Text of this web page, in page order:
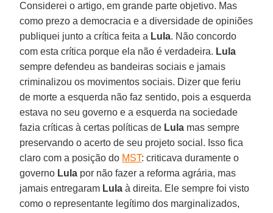
Considerei o artigo, em grande parte objetivo. Mas
como prezo a democracia e a diversidade de opiniões
publiquei junto a crítica feita a Lula. Não concordo
com esta crítica porque ela não é verdadeira. Lula
sempre defendeu as bandeiras sociais e jamais
criminalizou os movimentos sociais. Dizer que feriu
de morte a esquerda não faz sentido, pois a esquerda
estava no seu governo e a esquerda na sociedade
fazia críticas à certas políticas de Lula mas sempre
preservando o acerto de seu projeto social. Isso fica
claro com a posição do MST: criticava duramente o
governo Lula por não fazer a reforma agrária, mas
jamais entregaram Lula à direita. Ele sempre foi visto
como o representante legítimo dos marginalizados,